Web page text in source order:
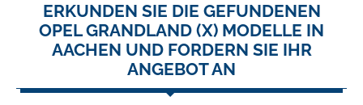
ERKUNDEN SIE DIE GEFUNDENEN
OPEL GRANDLAND (X) MODELLE IN
AACHEN UND FORDERN SIE IHR
ANGEBOT AN